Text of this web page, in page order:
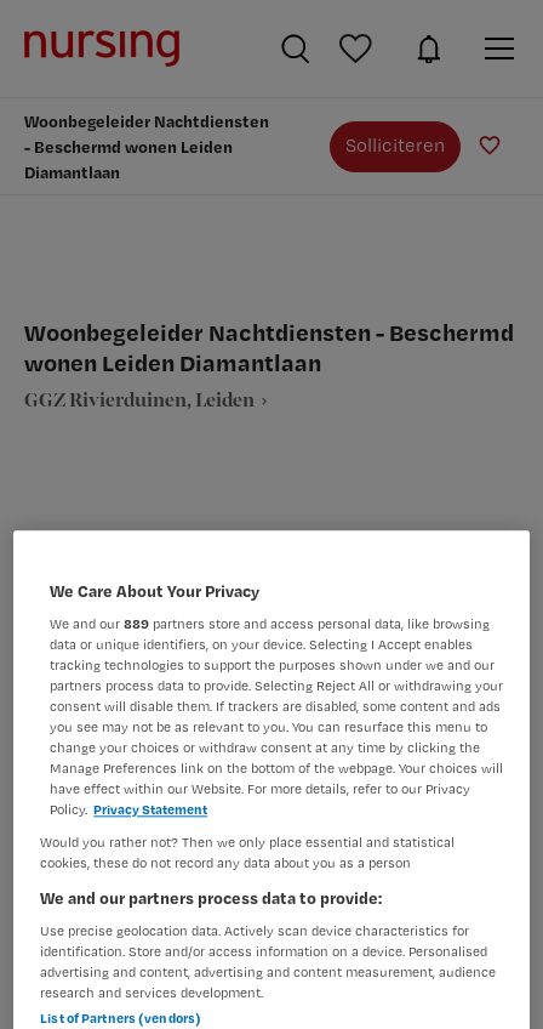
Woonbegeleider Nachtdiensten
- Beschermd wonen Leiden
Diamantlaan
Solliciteren
Woonbegeleider Nachtdiensten - Beschermd
wonen Leiden Diamantlaan
GGZ Rivierduinen, Leiden
GGZ/Welzijn
BRANCHE
GGZ
AANSTELLING
Tijdelijk dienstverband
PLAATSINGSDATUM
30 april 2026
NIVEAU
WO
ERVARING
Starter
DIENSTVERBAND
Parttime
Vacature niet beschikbaar
Deze vacature Woonbegeleider Nachtdiensten -
Beschermd wonen Leiden Diamantlaan bij GGZ
Rivierduinen is niet meer actueel. Hieronder staan
enkele vergelijkbare vacatures die voor u wellicht
We Care About Your Privacy
We and our889 partners store and access personal data, like browsing
data or unique identifiers, on your device. Selecting I Accept enables
tracking technologies to support the purposes shown under we and our
partners process data to provide. Selecting Reject All or withdrawing your
consent will disable them. If trackers are disabled, some content and ads
you see may not be as relevant to you. You can resurface this menu to
change your choices or withdraw consent at any time by clicking the
Manage Preferences link on the bottom of the webpage. Your choices will
have effect within our Website. For more details, refer to our Privacy
Policy. Privacy Statement
Would you rather not? Then we only place essential and statistical
cookies, these do not record any data about you as a person
We and our partners process data to provide:
Use precise geolocation data. Actively scan device characteristics for
identification. Store and/or access information on a device. Personalised
advertising and content, advertising and content measurement, audience
research and services development.
List of Partners (vendors)